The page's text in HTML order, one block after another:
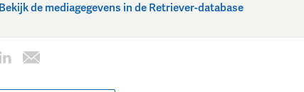
Bekijk de mediagegevens in de Retriever-database